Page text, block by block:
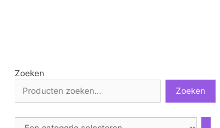
Zoeken
Zoeken
Een